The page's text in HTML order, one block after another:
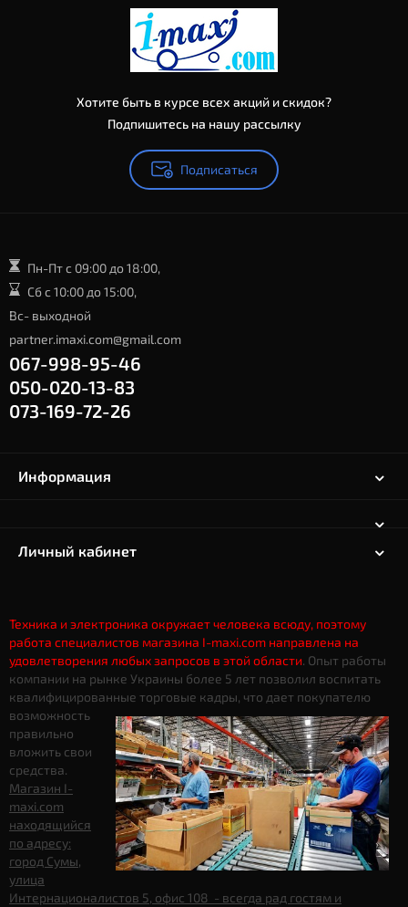
Хотите быть в курсе всех акций и скидок?
Подпишитесь на нашу рассылку
Подписаться
Пн-Пт с 09:00 до 18:00,
Сб с 10:00 до 15:00,
Вс- выходной
partner.imaxi.com@gmail.com
067-998-95-46
050-020-13-83
073-169-72-26
Информация
Личный кабинет
Техника и электроника окружает человека всюду, поэтому
работа специалистов магазина I-maxi.com направлена на
удовлетворения любых запросов в этой области. Опыт работы
компании на рынке Украины более 5 лет позволил воспитать
квалифицированные торговые кадры, что дает покупателю
возможность
правильно
вложить свои
средства.
Магазин I-
maxi.com
находящийся
по адресу:
город Сумы,
улица
Интернационалистов 5, офис 108 - всегда рад гостям и